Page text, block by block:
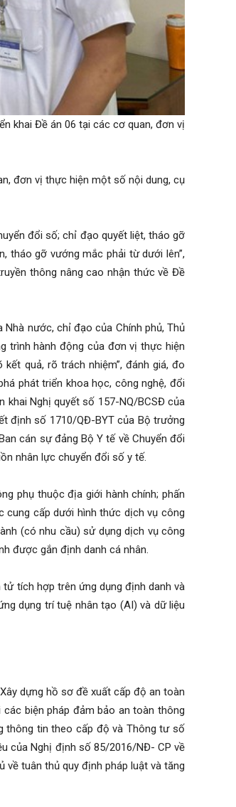
khai Đề án 06 tại các cơ quan, đơn vị
đơn vị thực hiện một số nội dung, cụ
đổi số; chỉ đạo quyết liệt, tháo gỡ
tháo gỡ vướng mắc phải từ dưới lên”,
thông nâng cao nhận thức về Đề
nước, chỉ đạo của Chính phủ, Thủ
trình hành động của đơn vị thực hiện
quả, rõ trách nhiệm”, đánh giá, đo
phát triển khoa học, công nghệ, đổi
Nghị quyết số 157-NQ/BCSĐ của
định số 1710/QĐ-BYT của Bộ trưởng
cán sự đảng Bộ Y tế về Chuyển đổi
nhân lực chuyển đổi số y tế.
phụ thuộc địa giới hành chính; phấn
cung cấp dưới hình thức dịch vụ công
(có nhu cầu) sử dụng dịch vụ công
được gắn định danh cá nhân.
tích hợp trên ứng dụng định danh và
dụng trí tuệ nhân tạo (AI) và dữ liệu
dựng hồ sơ đề xuất cấp độ an toàn
biện pháp đảm bảo an toàn thông
thông tin theo cấp độ và Thông tư số
của Nghị định số 85/2016/NĐ- CP về
tuân thủ quy định pháp luật và tăng